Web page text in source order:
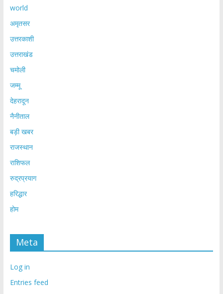
world
अमृतसर
उत्तरकाशी
उत्तराखंड
चमोली
जम्मू
देहरादून
नैनीताल
बड़ी खबर
राजस्थान
राशिफल
रुद्रप्रयाग
हरिद्धार
होम
Meta
Log in
Entries feed